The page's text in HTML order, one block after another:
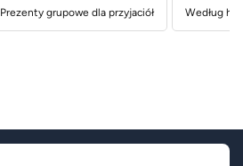
Prezenty grupowe dla przyjaciół Według